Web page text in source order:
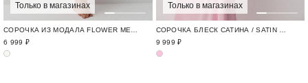
Только в магазинах
СОРОЧКА ИЗ МОДАЛА FLOWER MELODY / ОДЕЖДА ИЗ МОДАЛА И КРУЖЕВА
6 999 ₽
Только в магазинах
СОРОЧКА БЛЕСК САТИНА / SATIN MUSE
9 999 ₽